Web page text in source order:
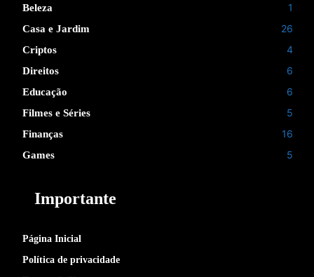
Beleza 1
Casa e Jardim 26
Criptos 4
Direitos 6
Educação 6
Filmes e Séries 5
Finanças 16
Games 5
Importante
Página Inicial
Política de privacidade